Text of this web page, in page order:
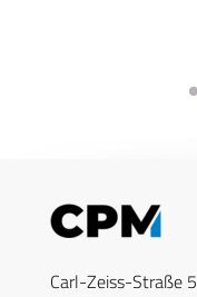
Carl-Zeiss-Straße 5